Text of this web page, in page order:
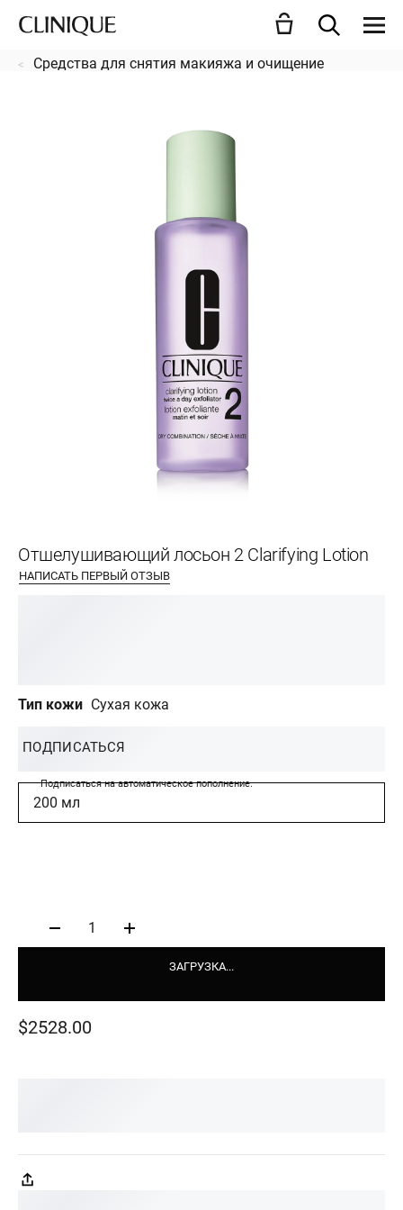
Средства для снятия макияжа и очищение
Отшелушивающий лосьон 2 Clarifying Lotion
НАПИСАТЬ ПЕРВЫЙ ОТЗЫВ
Тип кожи Сухая кожа
200 мл
ПОДПИСАТЬСЯ
Подписаться на автоматическое пополнение.
1
ЗАГРУЗКА...
$2528.00